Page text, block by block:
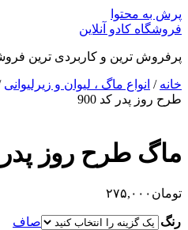
پرش به محتوا
فروشگاه کادو آنلاین
پرفروش ترین و کاربردی ترین
خانه / انواع ماگ ، لیوان و زیرلیوانی
طرح روز پدر کد 900
ماگ طرح روز پدر کد
تومان ۲۷۵,۰۰۰
رنگ
صاف